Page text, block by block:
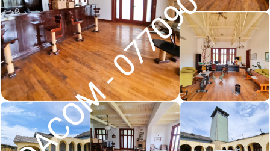
Blocuri
Cabinet Stomatologic
Cladiri Birouri
Fabrici Industriale
Garsoniera
Laborator Medical
Magazin Mall